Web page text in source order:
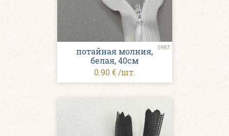
5987
потайная молния,
белая, 40см
0.90 € /шт.